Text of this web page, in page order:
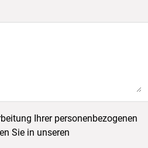
Ihrer personenbezogenen
Sie in unseren